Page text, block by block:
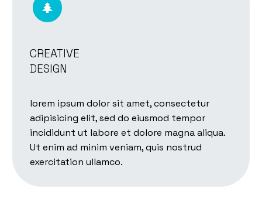


CREATIVE
DESIGN
lorem ipsum dolor sit amet, consectetur
adipisicing elit, sed do eiusmod tempor
incididunt ut labore et dolore magna aliqua.
Ut enim ad minim veniam, quis nostrud
exercitation ullamco.